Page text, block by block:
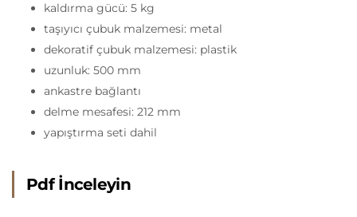
kaldırma gücü: 5 kg
taşıyıcı çubuk malzemesi: metal
dekoratif çubuk malzemesi: plastik
uzunluk: 500 mm
ankastre bağlantı
delme mesafesi: 212 mm
yapıştırma seti dahil
Pdf İnceleyin